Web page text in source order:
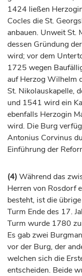
1424 ließen
Cocles die St.
anbauen. Unweit St.
dessen Gründung der
wird; vor dem
1725 wegen
aufHerzogWilhelm
St. Nikolauskapelle,
und 1541 wird ein
ebenfalls Herzogin
wird. Die Burg
Antonius Corvinus
Einführung der
(4) Während das
Herren von Rosdorf
besteht, ist die
Turm Ende des 17.
Turm wurde 1780
Es gab zwei
vor der Burg, der
welchen sich die
entscheiden. Beide